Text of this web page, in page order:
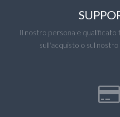
Il nostro personale qualificato
sull'acquisto o sul